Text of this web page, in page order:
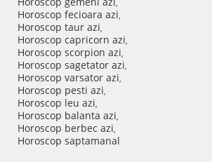
,
Horoscop fecioara azi,
Horoscop taur azi,
Horoscop capricorn azi,
Horoscop scorpion azi,
Horoscop sagetator azi,
Horoscop varsator azi,
Horoscop pesti azi,
Horoscop leu azi,
Horoscop balanta azi,
Horoscop berbec azi,
Horoscop saptamanal